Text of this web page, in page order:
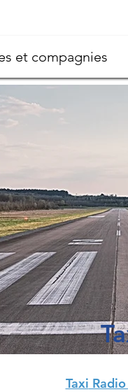
et compagnies
Taxi